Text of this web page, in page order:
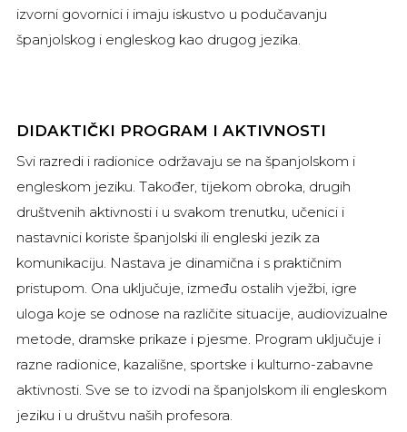
izvorni govornici i imaju iskustvo u podučavanju
španjolskog i engleskog kao drugog jezika.
DIDAKTIČKI PROGRAM I AKTIVNOSTI
Svi razredi i radionice održavaju se na španjolskom i
engleskom jeziku. Također, tijekom obroka, drugih
društvenih aktivnosti i u svakom trenutku, učenici i
nastavnici koriste španjolski ili engleski jezik za
komunikaciju. Nastava je dinamična i s praktičnim
pristupom. Ona uključuje, između ostalih vježbi, igre
uloga koje se odnose na različite situacije, audiovizualne
metode, dramske prikaze i pjesme. Program uključuje i
razne radionice, kazališne, sportske i kulturno-zabavne
aktivnosti. Sve se to izvodi na španjolskom ili engleskom
jeziku i u društvu naših profesora.